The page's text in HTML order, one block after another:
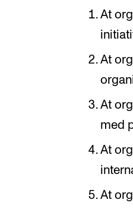
At
At
At
med
At
At